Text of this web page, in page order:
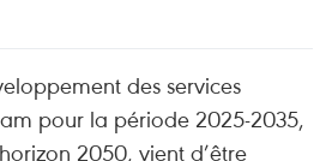
des services
pour la période 2025-2035,
2050, vient d’être